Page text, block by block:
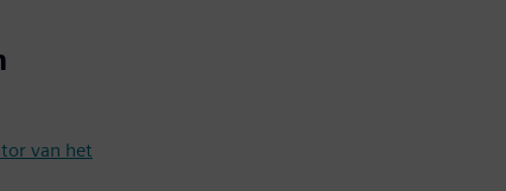
van het